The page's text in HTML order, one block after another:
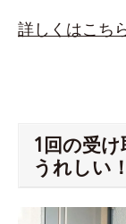
詳しくはこち
1回の受
うれしい！